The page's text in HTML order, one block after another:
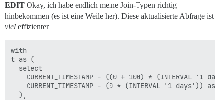
    WHERE
        topics.archetype = 'regular'
        AND topics.deleted_at is null
        AND viewed_at > t.start
GROUP BY tv.user_id
),
-- Gelesene Beiträge
pra as (
    select user_id,
EDIT Okay, ich habe endlich meine Join-Typen richtig
hinbekommen (es ist eine Weile her). Diese aktualisierte Abfrage ist
viel effizienter
with
t as (
  select
CURRENT_TIMESTAMP - ((0 + 100) * (INTERVAL '1
CURRENT_TIMESTAMP - (0 * (INTERVAL '1 days')) as
  ),